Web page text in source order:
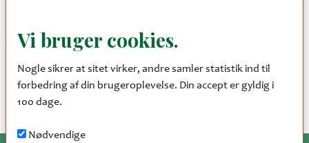
lauget vil gerne lære de gamle smedeteknikker fra sig.
Som en del af den direkte formidling af trækullet, smeder vi
på kulsvierpladsen igen til sommer den 9. og 10. juni. Måske
du får lyst til at være med dér også?
Vi bruger cookies.
Nogle sikrer at sitet virker, andre samler statistik ind til
forbedring af din brugeroplevelse. Din accept er gyldig i
100 dage.
Nødvendige